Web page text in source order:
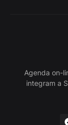
Agenda on-
integram a